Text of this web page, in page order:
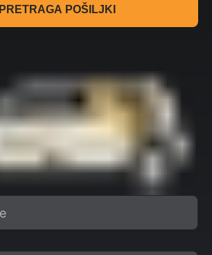
PRETRAGA POŠILJKI